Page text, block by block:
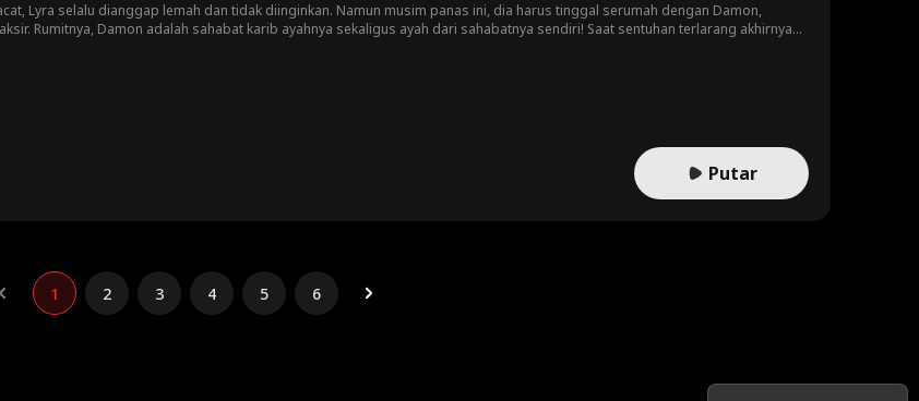
Lyra selalu dianggap lemah dan tidak diinginkan. Namun musim panas ini, dia harus tinggal serumah dengan Damon,
Rumitnya, Damon adalah sahabat karib ayahnya sekaligus ayah dari sahabatnya sendiri! Saat sentuhan terlarang akhirnya
Putar
1 2 3 4 5 6